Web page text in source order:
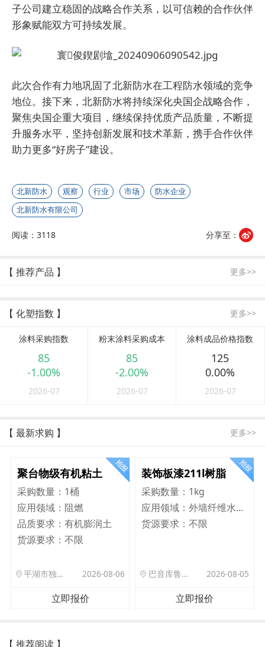
子公司建立稳固的战略合作关系，以可信赖的合作伙伴
形象赋能双方可持续发展。
此次合作有力地巩固了北新防水在工程防水领域的竞争
地位。接下来，北新防水将持续深化央国企战略合作，
聚焦央国企重大项目，继续保持优质产品质量，不断提
升服务水平，坚持创新发展和技术革新，携手合作伙伴
助力更多“好房子”建设。
北新防水 观察 行业 市场
防水企业
北新防水有限公司
阅读：3118 分享至：
【 推荐产品 】 更多>>
【 化塑指数 】 更多>>
涂料采购指数
85
-1.00%
2026-07
粉末涂料采购成本
85
-2.00%
2026-07
涂料成品价格指数
125
0.00%
2026-07
【 最新求购 】 更多>>
聚台物级有机粘土
采购数量： 1桶
应用领域： 阻燃
品质要求： 有机膨润土
货源要求： 不限
平湖市独山港镇集港路 589 号 2026-08-06
立即报价
装饰板漆211l树脂
采购数量： 1kg
应用领域：
外墙纤维水泥板
货源要求：不限
巴音库鲁提镇,托帕口岸六号库房 2026-08-05
立即报价
【 推荐阅读 】